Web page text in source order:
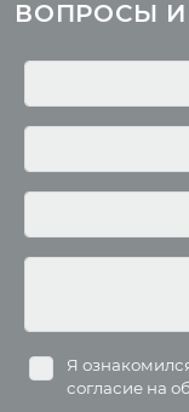
Курс
Курсы
преподавателей
Курсы
Занятия
ВОПРОСЫ
Я
согласие на